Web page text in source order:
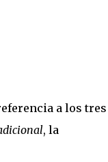
a los tres
, la